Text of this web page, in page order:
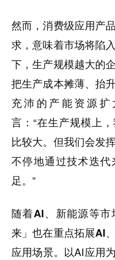
然而，消费级应用产
求，意味着市场将陷
下，生产规模越大的
把生产成本摊薄、抬
充沛的产能资源
言：“在生产规模上
比较大。但我们会发
不停地通过技术迭
足。”
随着AI、新能源等
来」也在重点拓展AI
应用场景。 以AI应用